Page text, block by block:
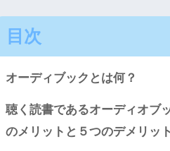
目次
オーディブックとは何？
聴く読書であるオーディオブ
のメリットと５つのデメリット